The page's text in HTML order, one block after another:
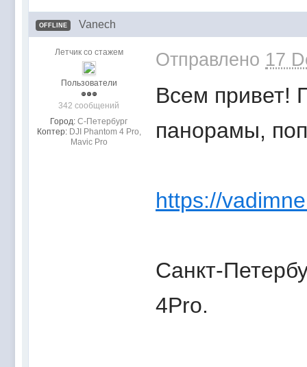
OFFLINE Vanech
Летчик со стажем
Пользователи
342 сообщений
Город: С-Петербург
Коптер: DJI Phantom 4 Pro,
Mavic Pro
Отправлено 17
Всем привет!
панорамы,
https://
Санкт-
4Pro.